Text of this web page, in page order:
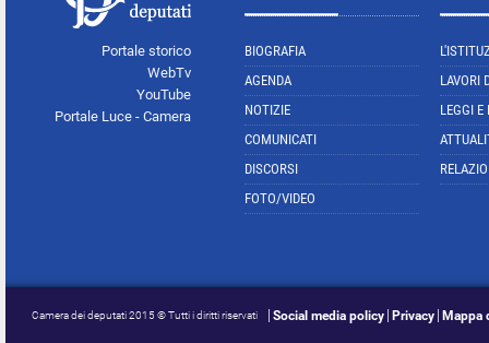
Portale storico
WebTv
YouTube
Portale Luce - Camera
BIOGRAFIA
AGENDA
NOTIZIE
COMUNICATI
DISCORSI
FOTO/VIDEO
LAVORI
LEGGI E
Camera dei deputati 2015 © Tutti i diritti riservati Social media policy Privacy Mappa